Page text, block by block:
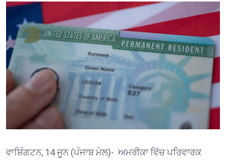
ਵਾਸ਼ਿੰਗਟਨ, 14 ਜੂਨ (ਪੰਜਾਬ ਮੇਲ)- ਅਮਰੀਕਾ ਵਿੱਚ ਪਰਿਵਾਰਕ